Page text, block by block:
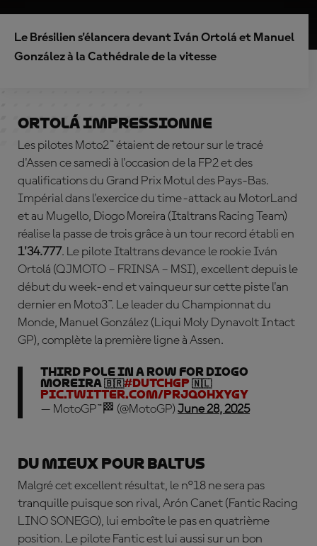
Le Brésilien s'élancera devant Iván Ortolá et Manuel
González à la Cathédrale de la vitesse
Ortolá impressionne
Les pilotes Moto2™ étaient de retour sur le tracé
d'Assen ce samedi à l'occasion de la FP2 et des
qualifications du Grand Prix Motul des Pays-Bas.
Impérial dans l'exercice du time-attack au MotorLand
et au Mugello, Diogo Moreira (Italtrans Racing Team)
réalise la passe de trois grâce à un tour record établi en
1'34.777. Le pilote Italtrans devance le rookie Iván
Ortolá (QJMOTO – FRINSA – MSI), excellent depuis le
début du week-end et vainqueur sur cette piste l'an
dernier en Moto3™. Le leader du Championnat du
Monde, Manuel González (Liqui Moly Dynavolt Intact
GP), complète la première ligne à Assen.
THIRD POLE IN A ROW FOR DIOGO
MOREIRA 🇧🇷#DutchGP 🇳🇱
pic.twitter.com/pRJQOhxyGY
— MotoGP™🏁 (@MotoGP) June 28, 2025
Du mieux pour Baltus
Malgré cet excellent résultat, le n°18 ne sera pas
tranquille puisque son rival, Arón Canet (Fantic Racing
LINO SONEGO), lui emboîte le pas en quatrième
position. Le pilote Fantic est lui aussi sur un bon